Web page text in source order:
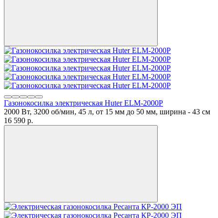
Газонокосилка электрическая Huter ELM-2000P
2000 Вт, 3200 об/мин, 45 л, от 15 мм до 50 мм, ширина - 43 см
16 590 p.